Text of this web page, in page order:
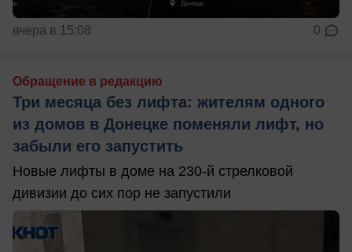
вчера в 15:08 0
Обращение в редакцию
Три месяца без лифта: жителям одного
из домов в Донецке поменяли лифт, но
забыли его запустить
Новые лифты в доме на 230-й стрелковой
дивизии до сих пор не запустили